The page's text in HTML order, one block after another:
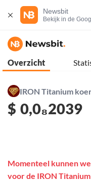
Newsbit
Bekijk in de
Overzicht
IRON Titanium
$ 0,0₈2039
Momenteel kunnen
voor de IRON